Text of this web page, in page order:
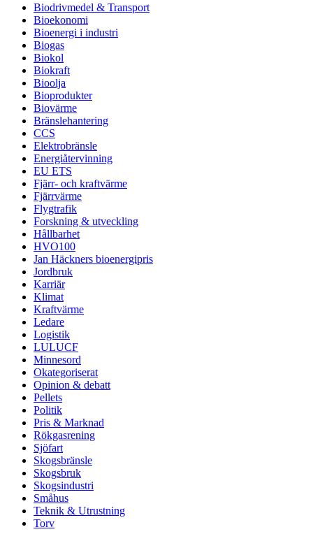
Biodrivmedel & Transport
Bioekonomi
Bioenergi i industri
Biogas
Biokol
Biokraft
Bioolja
Bioprodukter
Biovärme
Bränslehantering
CCS
Elektrobränsle
Energiåtervinning
EU ETS
Fjärr- och kraftvärme
Fjärrvärme
Flygtrafik
Forskning & utveckling
Hållbarhet
HVO100
Jan Häckners bioenergipris
Jordbruk
Karriär
Klimat
Kraftvärme
Ledare
Logistik
LULUCF
Minnesord
Okategoriserat
Opinion & debatt
Pellets
Politik
Pris & Marknad
Rökgasrening
Sjöfart
Skogsbränsle
Skogsbruk
Skogsindustri
Småhus
Teknik & Utrustning
Torv